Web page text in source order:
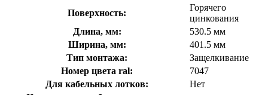
Поверхность:
Горячего
цинкования
Длина, мм:
530.5 мм
Ширина, мм:
401.5 мм
Тип монтажа:
Защелкивание
Номер цвета ral:
7047
Для кабельных лотков:
Нет